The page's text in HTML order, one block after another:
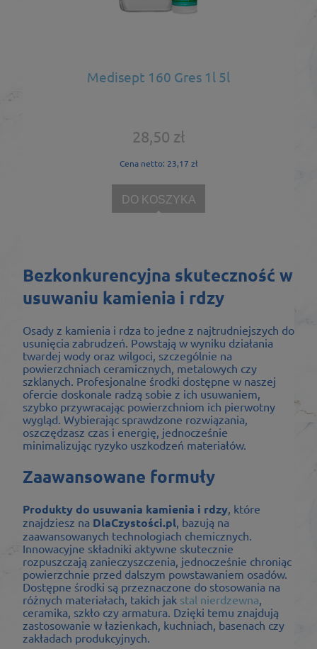
Medisept 160 Gres 1l 5l
28,50 zł
Cena netto: 23,17 zł
DO KOSZYKA
Bezkonkurencyjna skuteczność w
usuwaniu kamienia i rdzy
Osady z kamienia i rdza to jedne z najtrudniejszych do
usunięcia zabrudzeń. Powstają w wyniku działania
twardej wody oraz wilgoci, szczególnie na
powierzchniach ceramicznych, metalowych czy
szklanych. Profesjonalne środki dostępne w naszej
ofercie doskonale radzą sobie z ich usuwaniem,
szybko przywracając powierzchniom ich pierwotny
wygląd. Wybierając sprawdzone rozwiązania,
oszczędzasz czas i energię, jednocześnie
minimalizując ryzyko uszkodzeń materiałów.
Zaawansowane formuły
Produkty do usuwania kamienia i rdzy , które
znajdziesz na DlaCzystości.pl , bazują na
zaawansowanych technologiach chemicznych.
Innowacyjne składniki aktywne skutecznie
rozpuszczają zanieczyszczenia, jednocześnie chroniąc
powierzchnie przed dalszym powstawaniem osadów.
Dostępne środki są przeznaczone do stosowania na
różnych materiałach, takich jak stal nierdzewna
ceramika, szkło czy armatura. Dzięki temu znajdują
zastosowanie w łazienkach, kuchniach, basenach czy
zakładach produkcyjnych.